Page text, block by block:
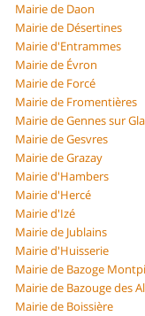
Mairie de Daon
Mairie de Désertines
Mairie d'Entrammes
Mairie de Évron
Mairie de Forcé
Mairie de Fromentières
Mairie de Gennes sur
Mairie de Gesvres
Mairie de Grazay
Mairie d'Hambers
Mairie d'Hercé
Mairie d'Izé
Mairie de Jublains
Mairie d'Huisserie
Mairie de Bazoge
Mairie de Bazouge des
Mairie de Boissière